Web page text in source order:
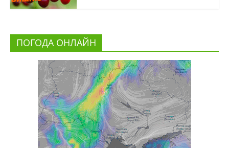
ПОГОДА ОНЛАЙН